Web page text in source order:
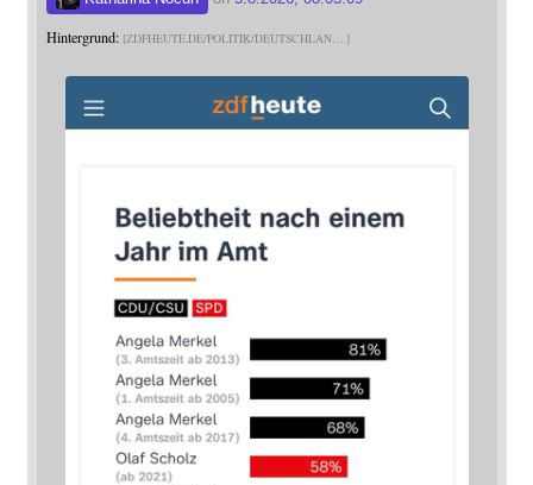
Hintergrund: ZDFHEUTE.DE/POLITIK/DEUTSCHLAN